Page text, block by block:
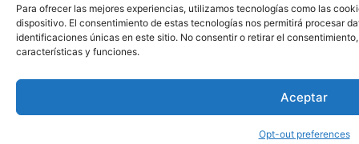
Para ofrecer las mejores experiencias, utilizamos tecnologías como las
dispositivo. El consentimiento de estas tecnologías nos permitirá procesar
identificaciones únicas en este sitio. No consentir o retirar el
características y funciones.
Aceptar
Opt-out preferences